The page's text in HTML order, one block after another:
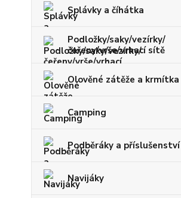
Splávky a číhátka
Podložky/saky/vezírky/
čeřeny/vrše/vrhací sítě
Olověné zátěže a krmítka
Camping
Podběráky a příslušenství
Navijáky